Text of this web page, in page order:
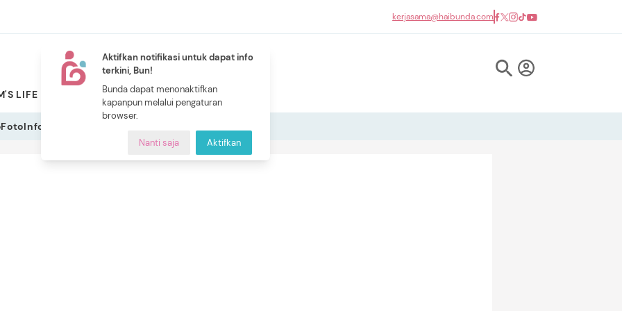
Aktifkan notifikasi untuk dapat info
terkini, Bun!
Bunda dapat menonaktifkan
kapanpun melalui pengaturan
browser.
Nanti saja Aktifkan
kerjasama@haibunda.com
LIFE PILIHAN BUNDA
NEW
CERITA BUNDA
FotoInfografis